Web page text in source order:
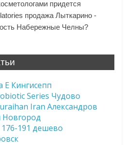
придется
продажа Лыткарино -
Набережные Челны?
Кингисепп
Series Чудово
Iran Александров
191 дешево